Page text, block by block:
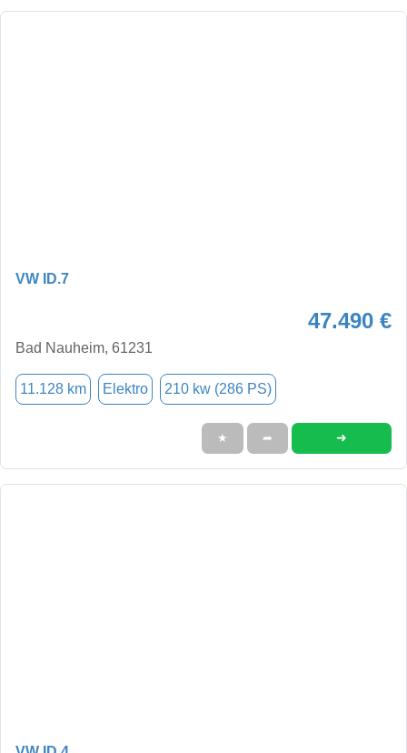
VW ID.7
47.490 €
Bad Nauheim, 61231
11.128 km Elektro 210 kw (286 PS)
★ ➦ ➜